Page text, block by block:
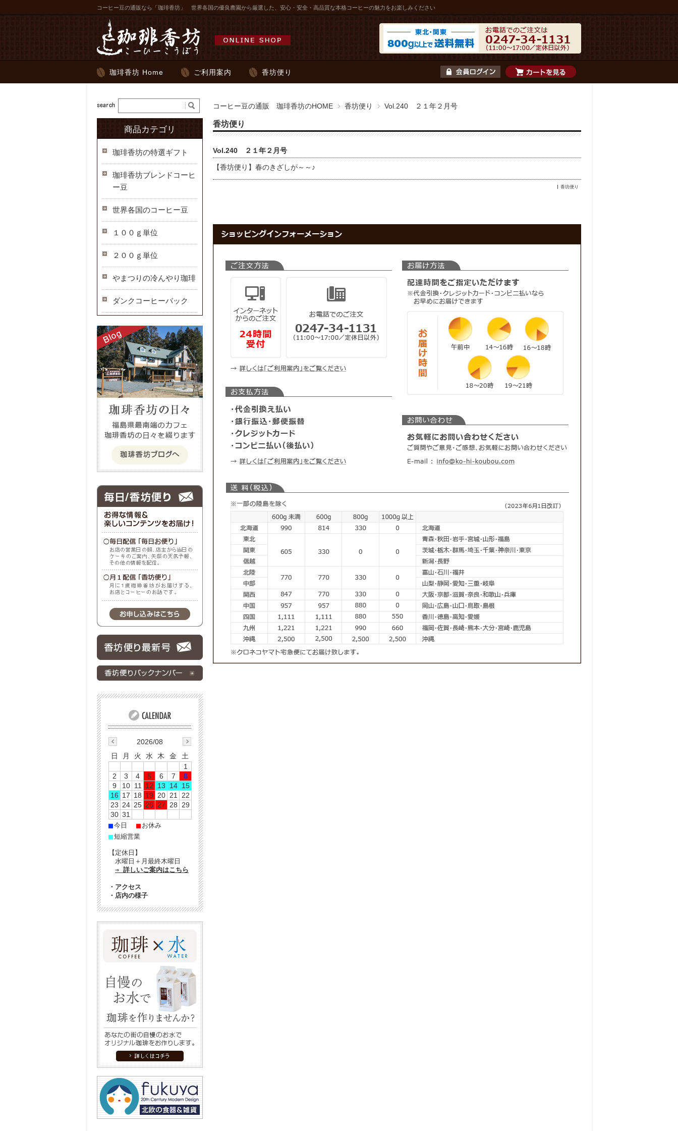
コーヒー豆の通販なら「珈琲香坊」 世界各国の優良農園から厳選した、安心・安全・高品質な本格コーヒーの魅力をお楽しみください
珈琲香坊 Home ご利用案内 香坊便り
コーヒー豆の通販 珈琲香坊のHOME 香坊便り Vol.240 ２１年２月号
香坊便り
Vol.240 ２１年２月号
【香坊便り】春のきざしが～～♪
香坊便り
商品カテゴリ
珈琲香坊の特選ギフト
珈琲香坊ブレンドコーヒ
ー豆
世界各国のコーヒー豆
１００ｇ単位
２００ｇ単位
やまつりの冷んやり珈琲
ダンクコーヒーバック
2026/08
日
月 火 水 木 金
土
1
2
3 4 5 6 7
8
9
10 11 12 13 14 15
16 17 18 19 20 21
22
23 24 25 26 27 28
29
30 31
■今日 ■ お休み
■短縮営業
【定休日】
水曜日＋月最終木曜日
⇒ 詳しいご案内はこちら
・ アクセス
・ 店内の様子